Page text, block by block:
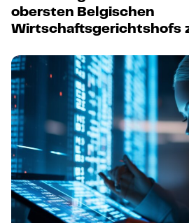
obersten Belgischen
Wirtschaftsgerichtshofs